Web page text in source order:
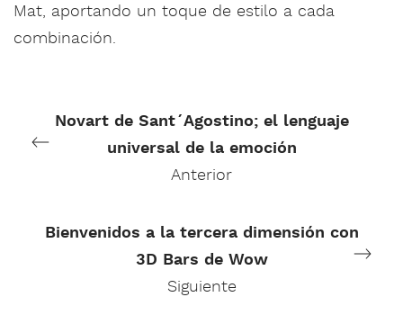
Mat, aportando un toque de estilo a cada
combinación.
Novart de Sant´Agostino; el lenguaje
universal de la emoción
Anterior
Bienvenidos a la tercera dimensión con
3D Bars de Wow
Siguiente